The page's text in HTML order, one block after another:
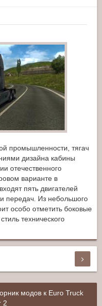
промышленности, тягач
дизайна кабины
отечественного
варианте в
пять двигателей
передач. Из небольшого
особо отметить боковые
технического
модов к Euro Truck
2